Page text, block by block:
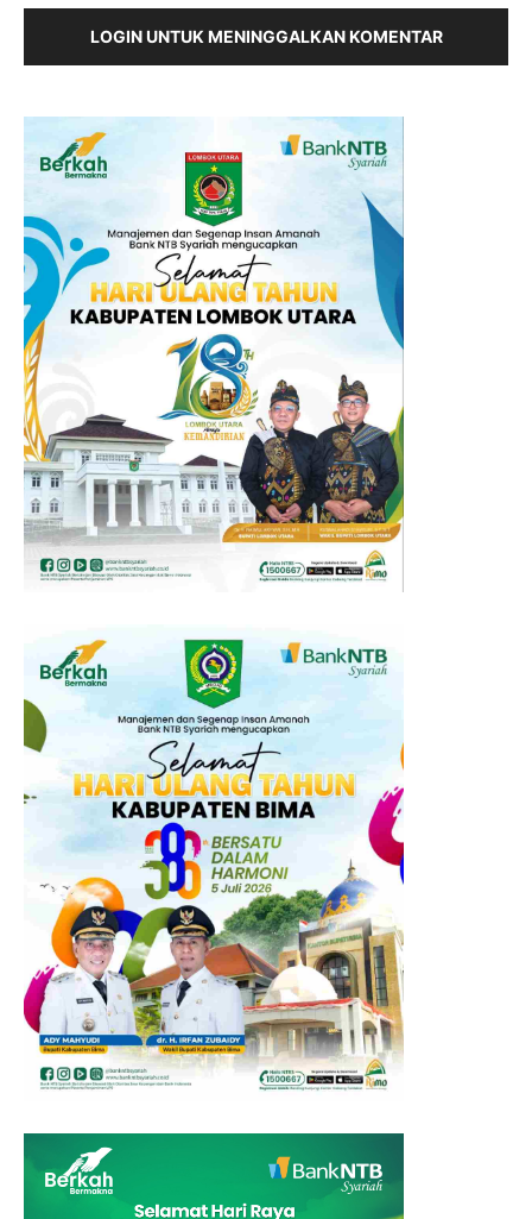
LOGIN UNTUK MENINGGALKAN KOMENTAR